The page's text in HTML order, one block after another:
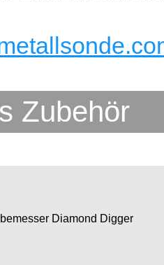
Zubehör
Diamond Digger